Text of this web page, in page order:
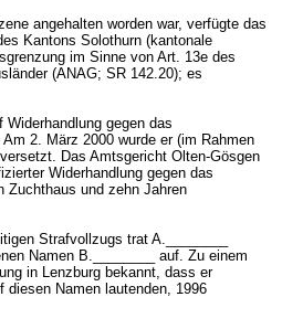
angehalten worden war, verfügte das
Kantons Solothurn (kantonale
im Sinne von Art. 13e des
(ANAG; SR 142.20); es
gegen das
2. März 2000 wurde er (im Rahmen
Das Amtsgericht Olten-Gösgen
Widerhandlung gegen das
Zuchthaus und zehn Jahren
Strafvollzugs trat A.________
Namen B.________ auf. Zu einem
in Lenzburg bekannt, dass er
Namen lautenden, 1996